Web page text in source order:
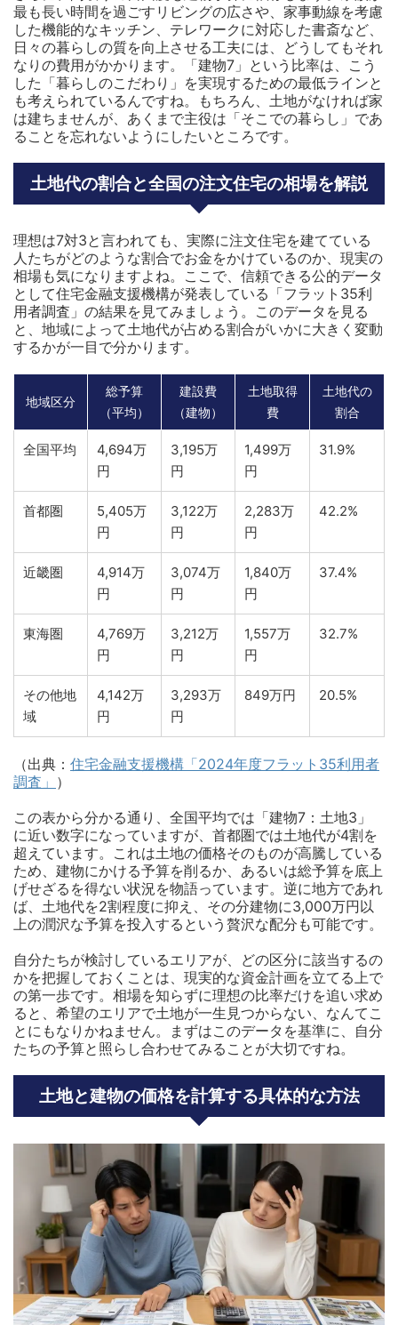
最も長い時間を過ごすリビングの広さや、家事動線を考慮
した機能的なキッチン、テレワークに対応した書斎など、
日々の暮らしの質を向上させる工夫には、どうしてもそれ
なりの費用がかかります。「建物7」という比率は、こう
した「暮らしのこだわり」を実現するための最低ラインと
も考えられているんですね。もちろん、土地がなければ家
は建ちませんが、あくまで主役は「そこでの暮らし」であ
ることを忘れないようにしたいところです。
土地代の割合と全国の注文住宅の相場を解説
理想は7対3と言われても、実際に注文住宅を建てている
人たちがどのような割合でお金をかけているのか、現実の
相場も気になりますよね。ここで、信頼できる公的データ
として住宅金融支援機構が発表している「フラット35利
用者調査」の結果を見てみましょう。このデータを見る
と、地域によって土地代が占める割合がいかに大きく変動
するかが一目で分かります。
地域区分
総予算
（平均）
建設費
（建物）
土地取得
費
土地代の
割合
全国平均
4,694万
円
3,195万
円
1,499万
円
31.9%
首都圏
5,405万
円
3,122万
円
2,283万
円
42.2%
近畿圏
4,914万
円
3,074万
円
1,840万
円
37.4%
東海圏
4,769万
円
3,212万
円
1,557万
円
32.7%
その他地
域
4,142万
円
3,293万
円
849万円 20.5%
（出典： 住宅金融支援機構「2024年度フラット35利用者
調査」 ）
この表から分かる通り、全国平均では「建物7：土地3」
に近い数字になっていますが、首都圏では土地代が4割を
超えています。これは土地の価格そのものが高騰している
ため、建物にかける予算を削るか、あるいは総予算を底上
げせざるを得ない状況を物語っています。逆に地方であれ
ば、土地代を2割程度に抑え、その分建物に3,000万円以
上の潤沢な予算を投入するという贅沢な配分も可能です。
自分たちが検討しているエリアが、どの区分に該当するの
かを把握しておくことは、現実的な資金計画を立てる上で
の第一歩です。相場を知らずに理想の比率だけを追い求め
ると、希望のエリアで土地が一生見つからない、なんてこ
とにもなりかねません。まずはこのデータを基準に、自分
たちの予算と照らし合わせてみることが大切ですね。
土地と建物の価格を計算する具体的な方法